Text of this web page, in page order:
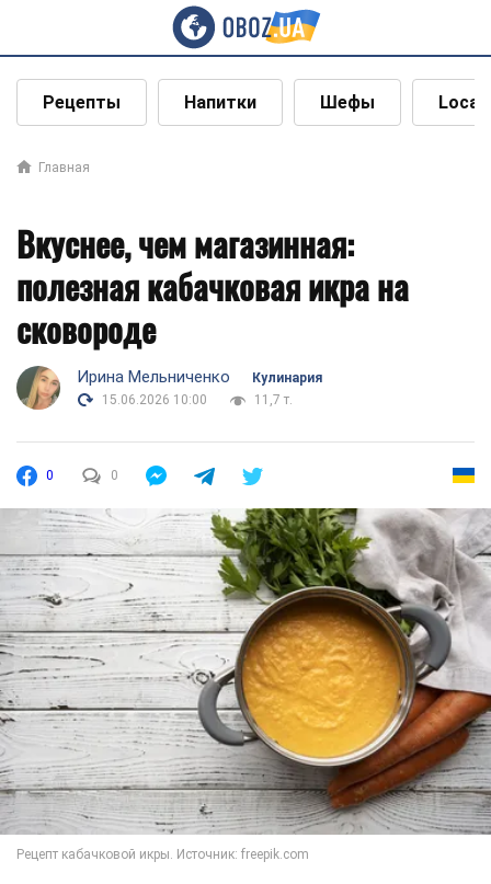
Рецепты Напитки Шефы Local
Главная
Вкуснее, чем магазинная:
полезная кабачковая икра на
сковороде
Ирина Мельниченко
Кулинария
15.06.2026 10:00
11,7 т.
0 0